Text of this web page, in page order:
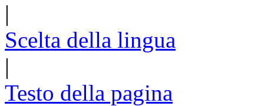
|
Scelta della lingua
|
Testo della pagina